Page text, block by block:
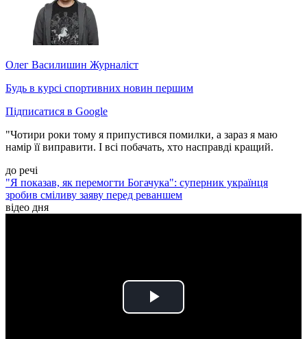
Олег Василишин Журналіст
Будь в курсі спортивних новин першим
Підписатися в Google
"Чотири роки тому я припустився помилки, а зараз я маю
намір її виправити. І всі побачать, хто насправді кращий.
до речі
"Я показав, як перемогти Богачука": суперник українця
зробив сміливу заяву перед реваншем
відео дня
Play